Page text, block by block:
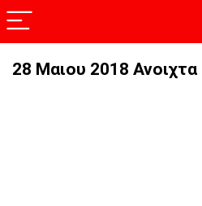
28 Μαιου 2018 Ανοιχτα